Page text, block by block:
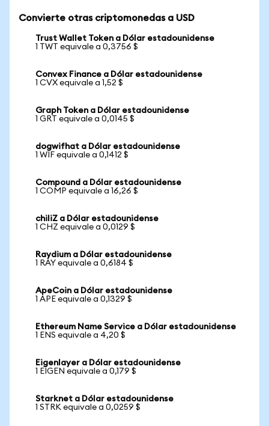
Convierte otras criptomonedas a USD
Trust Wallet Token a Dólar estadounidense
1 TWT equivale a 0,3756 $
Convex Finance a Dólar estadounidense
1 CVX equivale a 1,52 $
Graph Token a Dólar estadounidense
1 GRT equivale a 0,0145 $
dogwifhat a Dólar estadounidense
1 WIF equivale a 0,1412 $
Compound a Dólar estadounidense
1 COMP equivale a 16,26 $
chiliZ a Dólar estadounidense
1 CHZ equivale a 0,0129 $
Raydium a Dólar estadounidense
1 RAY equivale a 0,6184 $
ApeCoin a Dólar estadounidense
1 APE equivale a 0,1329 $
Ethereum Name Service a Dólar estadounidense
1 ENS equivale a 4,20 $
Eigenlayer a Dólar estadounidense
1 EIGEN equivale a 0,179 $
Starknet a Dólar estadounidense
1 STRK equivale a 0,0259 $